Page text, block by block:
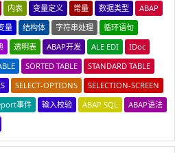
内表 变量定义 常量 数据类型
ABAP
量 结构体 字符串处理
循环语句
透明表 ABAP开发 ALE EDI
IDoc
SORTED TABLE
STANDARD TABLE
SELECT-OPTIONS
SELECTION-SCREEN
事件 输入校验 ABAP SQL
ABAP语法